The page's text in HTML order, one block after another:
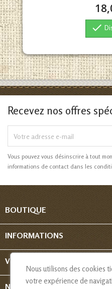

Recevez nos offres
Vous pouvez vous désinscrire à tout
informations de contact dans les
BOUTIQUE
INFORMATIONS
VOTRE COMPTE
NOUS CONTACTER
Nous utilisons des cookies
votre expérience de